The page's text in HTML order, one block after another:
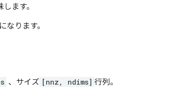
ます。
なります。
、サイズ [nnz, ndims] 行列。